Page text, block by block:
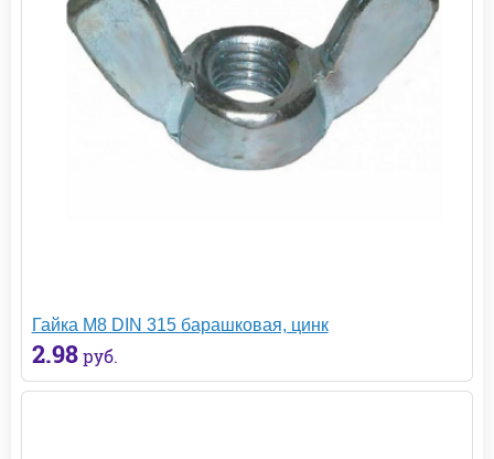
Гайка М8 DIN 315 барашковая, цинк
2.98 руб.